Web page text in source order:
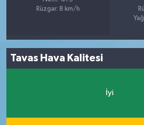
Rüzgar: 8 km/h
Tavas Hava Kalitesi
İyi